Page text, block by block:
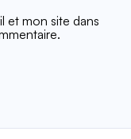
et mon site dans